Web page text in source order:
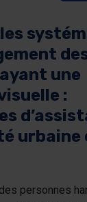
une
:
urbaine
personnes